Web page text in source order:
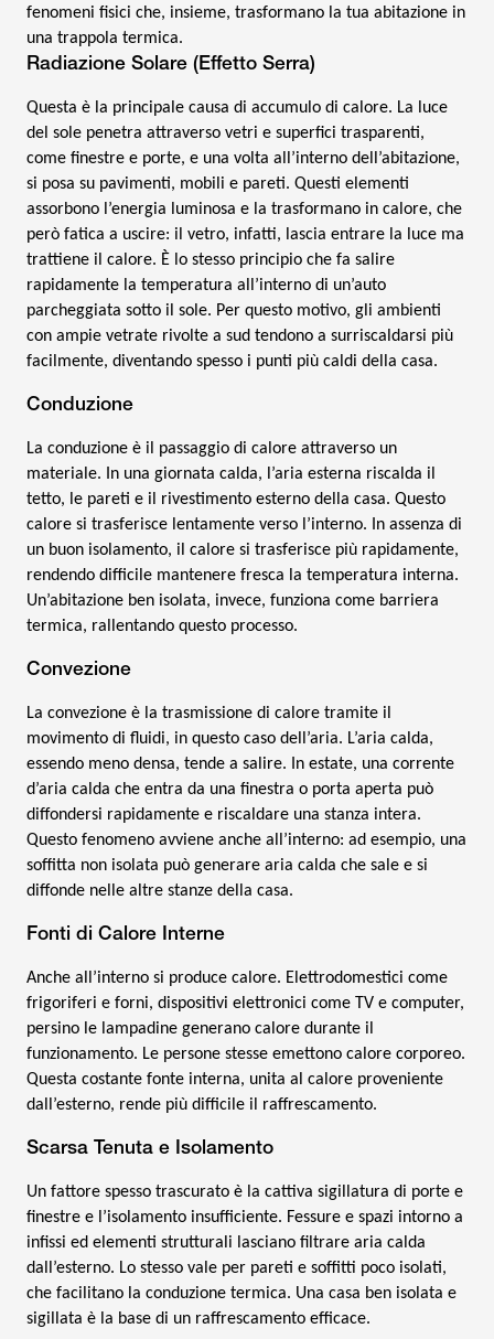
fenomeni fisici che, insieme, trasformano la tua abitazione in
una trappola termica.
Radiazione Solare (Effetto Serra)
Questa è la principale causa di accumulo di calore. La luce
del sole penetra attraverso vetri e superfici trasparenti,
come finestre e porte, e una volta all’interno dell’abitazione,
si posa su pavimenti, mobili e pareti. Questi elementi
assorbono l’energia luminosa e la trasformano in calore, che
però fatica a uscire: il vetro, infatti, lascia entrare la luce ma
trattiene il calore. È lo stesso principio che fa salire
rapidamente la temperatura all’interno di un’auto
parcheggiata sotto il sole. Per questo motivo, gli ambienti
con ampie vetrate rivolte a sud tendono a surriscaldarsi più
facilmente, diventando spesso i punti più caldi della casa.
Conduzione
La conduzione è il passaggio di calore attraverso un
materiale. In una giornata calda, l’aria esterna riscalda il
tetto, le pareti e il rivestimento esterno della casa. Questo
calore si trasferisce lentamente verso l’interno. In assenza di
un buon isolamento, il calore si trasferisce più rapidamente,
rendendo difficile mantenere fresca la temperatura interna.
Un’abitazione ben isolata, invece, funziona come barriera
termica, rallentando questo processo.
Convezione
La convezione è la trasmissione di calore tramite il
movimento di fluidi, in questo caso dell’aria. L’aria calda,
essendo meno densa, tende a salire. In estate, una corrente
d’aria calda che entra da una finestra o porta aperta può
diffondersi rapidamente e riscaldare una stanza intera.
Questo fenomeno avviene anche all’interno: ad esempio, una
soffitta non isolata può generare aria calda che sale e si
diffonde nelle altre stanze della casa.
Fonti di Calore Interne
Anche all’interno si produce calore. Elettrodomestici come
frigoriferi e forni, dispositivi elettronici come TV e computer,
persino le lampadine generano calore durante il
funzionamento. Le persone stesse emettono calore corporeo.
Questa costante fonte interna, unita al calore proveniente
dall’esterno, rende più difficile il raffrescamento.
Scarsa Tenuta e Isolamento
Un fattore spesso trascurato è la cattiva sigillatura di porte e
finestre e l’isolamento insufficiente. Fessure e spazi intorno a
infissi ed elementi strutturali lasciano filtrare aria calda
dall’esterno. Lo stesso vale per pareti e soffitti poco isolati,
che facilitano la conduzione termica. Una casa ben isolata e
sigillata è la base di un raffrescamento efficace.